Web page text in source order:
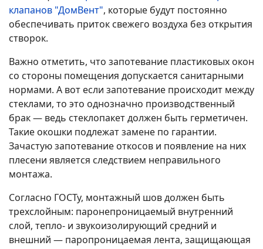
клапанов "ДомВент", которые будут постоянно
обеспечивать приток свежего воздуха без открытия
створок.
Важно отметить, что запотевание пластиковых окон
со стороны помещения допускается санитарными
нормами. А вот если запотевание происходит между
стеклами, то это однозначно производственный
брак — ведь стеклопакет должен быть герметичен.
Такие окошки подлежат замене по гарантии.
Зачастую запотевание откосов и появление на них
плесени является следствием неправильного
монтажа.
Согласно ГОСТу, монтажный шов должен быть
трехслойным: паронепроницаемый внутренний
слой, тепло- и звукоизолирующий средний и
внешний — паропроницаемая лента, защищающая